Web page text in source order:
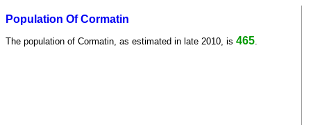
Population Of Cormatin
The population of Cormatin, as estimated in late 2010, is 465